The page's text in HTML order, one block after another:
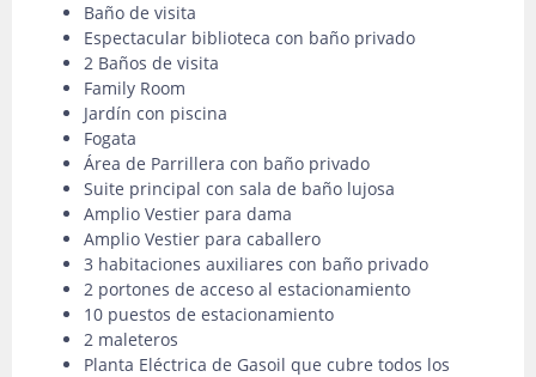
Baño de visita
Espectacular biblioteca con baño privado
2 Baños de visita
Family Room
Jardín con piscina
Fogata
Área de Parrillera con baño privado
Suite principal con sala de baño lujosa
Amplio Vestier para dama
Amplio Vestier para caballero
3 habitaciones auxiliares con baño privado
2 portones de acceso al estacionamiento
10 puestos de estacionamiento
2 maleteros
Planta Eléctrica de Gasoil que cubre todos los